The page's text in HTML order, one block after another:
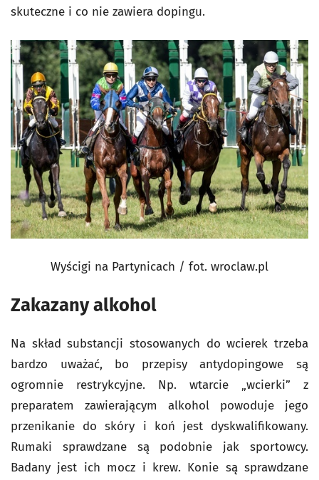
skuteczne i co nie zawiera dopingu.
Wyścigi na Partynicach / fot. wroclaw.pl
Zakazany alkohol
Na skład substancji stosowanych do wcierek trzeba
bardzo uważać, bo przepisy antydopingowe są
ogromnie restrykcyjne. Np. wtarcie „wcierki” z
preparatem zawierającym alkohol powoduje jego
przenikanie do skóry i koń jest dyskwalifikowany.
Rumaki sprawdzane są podobnie jak sportowcy.
Badany jest ich mocz i krew. Konie są sprawdzane